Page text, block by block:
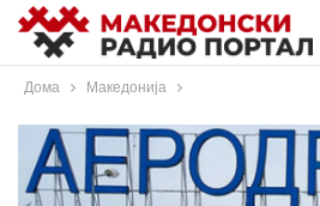
Дома Македонија